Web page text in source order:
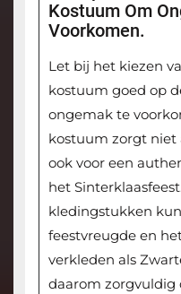
Kostuum Om
Voorkomen.
Let bij het kiezen
kostuum goed op
ongemak te
kostuum zorgt niet
ook voor een
het
kledingstukken
feestvreugde en
verkleden als
daarom zorgvuldig